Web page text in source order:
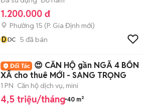
1.200.000 đ
Phường 15 (P. Gia Định mới)
DDC 5 đã bán
😍 CĂN HỘ gần NGÃ 4 BỐN
XÃ cho thuê MỚI - SANG TRỌNG
1 PN Căn hộ dịch vụ, mini
4,5 triệu/tháng 40 m²